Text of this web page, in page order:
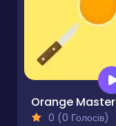
Orange Master
0 (0 Голосів)